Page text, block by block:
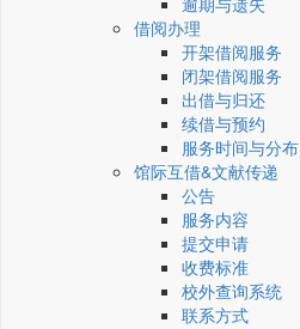
借阅办理
开架借阅服务
闭架借阅服务
出借与归还
续借与预约
服务时间与分布
馆际互借&文献传递
公告
服务内容
提交申请
收费标准
校外查询系统
联系方式